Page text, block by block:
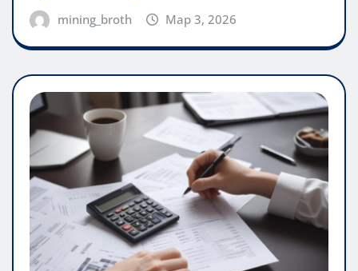
mining_broth Мар 3, 2026